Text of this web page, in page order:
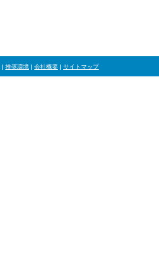
| 推奨環境 | 会社概要 | サイトマップ